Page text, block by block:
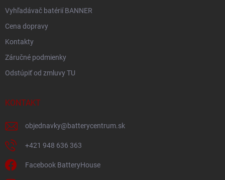
Vyhľadávač batérií BANNER
Cena dopravy
Kontakty
Záručné podmienky
Odstúpiť od zmluvy TU
KONTAKT
objednavky@batterycentrum.sk
+421 948 636 363
Facebook BatteryHouse